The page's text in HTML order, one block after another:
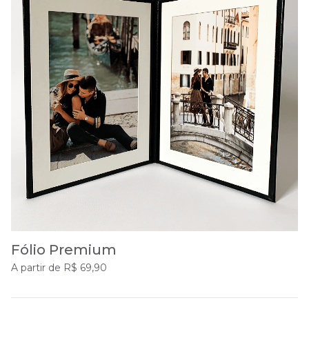
Fólio Premium
A partir de R$ 69,90